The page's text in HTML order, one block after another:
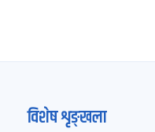
विशेष शृङ्खला